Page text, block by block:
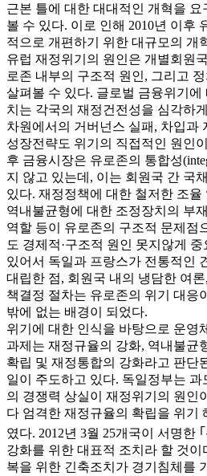
근본 틀에 대한 대대적인 개혁을
볼 수 있다. 이로 인해 2010년 이후
적으로 개편하기 위한 대규모의 개
유럽 재정위기의 원인은 개별회원
로존 내부의 구조적 원인, 그리고
살펴볼 수 있다. 글로벌 금융위기
치는 각국의 재정건전성을 심각하
차원에서의 거버넌스 실패, 차입과
성장전략도 위기의 직접적인 원인
후 금융시장은 유로존의 통합성
지 않고 있는데, 이는 회원국 간 국
있다. 재정정책에 대한 철저한 조
역내불균형에 대한 조정장치의 부
역할 등이 유로존의 구조적 문제점
도 경제적·구조적 원인 못지않게
있어서 독일과 프랑스가 전통적인
대립한 점, 회원국 내의 냉담한 여
책결정 절차는 유로존의 위기 대응
밖에 없는 배경이 되었다.
위기에 대한 인식을 바탕으로 운영
과제는 재정규율의 강화, 역내불균
확립 및 재정통합의 강화라고 판단
일이 주도하고 있다. 독일정부는
의 경쟁력 상실이 재정위기의 원인
다 엄격한 재정규율의 확립을 위기
였다. 2012년 3월 25개국이 서명한
강화를 위한 대표적 조치라 할 것이
복을 위한 긴축조치가 경기침체를